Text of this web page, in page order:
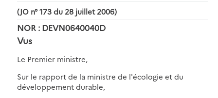
(JO n° 173 du 28 juillet 2006)
NOR : DEVN0640040D
Vus
Le Premier ministre,
Sur le rapport de la ministre de l'écologie et du
développement durable,